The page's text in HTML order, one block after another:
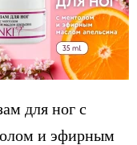
для ног с
и эфирным